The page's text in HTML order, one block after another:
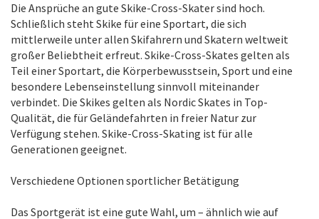
Die Ansprüche an gute Skike-Cross-Skater sind hoch.
Schließlich steht Skike für eine Sportart, die sich
mittlerweile unter allen Skifahrern und Skatern weltweit
großer Beliebtheit erfreut. Skike-Cross-Skates gelten als
Teil einer Sportart, die Körperbewusstsein, Sport und eine
besondere Lebenseinstellung sinnvoll miteinander
verbindet. Die Skikes gelten als Nordic Skates in Top-
Qualität, die für Geländefahrten in freier Natur zur
Verfügung stehen. Skike-Cross-Skating ist für alle
Generationen geeignet.
Verschiedene Optionen sportlicher Betätigung
Das Sportgerät ist eine gute Wahl, um – ähnlich wie auf